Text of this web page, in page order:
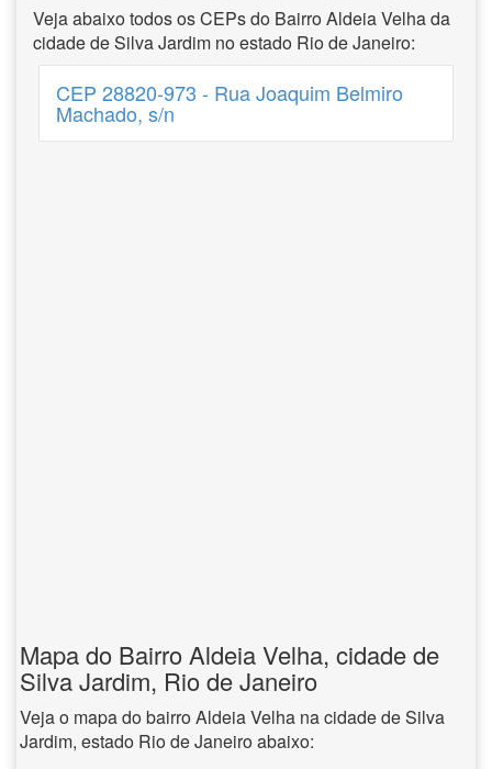
Veja abaixo todos os CEPs do Bairro Aldeia Velha da
cidade de Silva Jardim no estado Rio de Janeiro:
CEP 28820-973 - Rua Joaquim Belmiro
Machado, s/n
Mapa do Bairro Aldeia Velha, cidade de
Silva Jardim, Rio de Janeiro
Veja o mapa do bairro Aldeia Velha na cidade de Silva
Jardim, estado Rio de Janeiro abaixo: